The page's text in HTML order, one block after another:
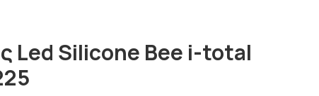
Led Silicone Bee i-total